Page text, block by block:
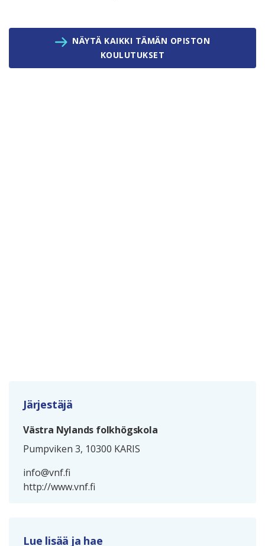
NÄYTÄ KAIKKI TÄMÄN OPISTON
KOULUTUKSET
Järjestäjä
Västra Nylands folkhögskola
Pumpviken 3, 10300 KARIS
info@vnf.fi
http://www.vnf.fi
Lue lisää ja hae